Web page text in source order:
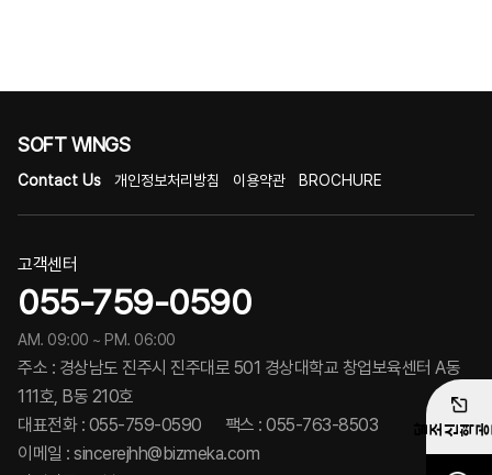
SOFT WINGS
Contact Us 개인정보처리방침 이용약관 BROCHURE
주소 : 경상남도 진주시 진주대로 501 경상대학교 창업보육센터 A동
111호, B동 210호
대표전화 : 055-759-0590 팩스 : 055-763-8503
이메일 : sincerejhh@bizmeka.com
고객센터
055-759-0590
AM. 09:00 ~ PM. 06:00